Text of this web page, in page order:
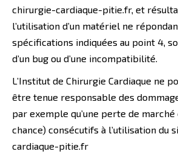
chirurgie-cardiaque-pitie.fr, et
l’utilisation d’un matériel ne
spécifications indiquées au point 4,
d’un bug ou d’une incompatibilité.
L’Institut de Chirurgie Cardiaque ne
être tenue responsable des
par exemple qu’une perte de marché
chance) consécutifs à l’utilisation du
cardiaque-pitie.fr